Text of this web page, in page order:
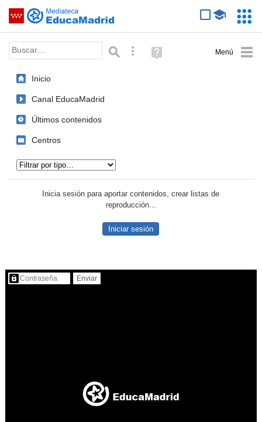
Saltar navegación
Palabra o frase: Búsqueda avanzada
Ayuda
(en
Inicio
Canal EducaMadrid
Últimos contenidos
Centros
Inicia sesión para aportar contenidos, crear listas de
reproducción...
Iniciar sesión
Contenido protegido…